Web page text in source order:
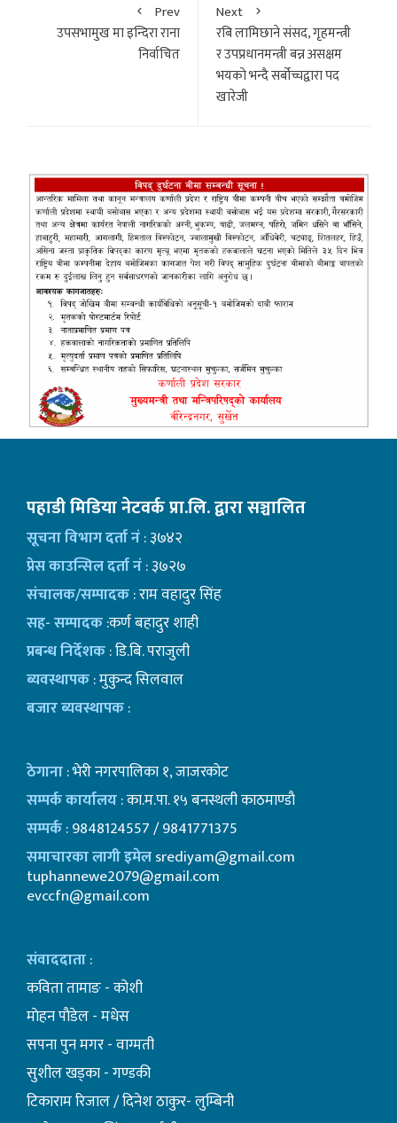
Prev
उपसभामुख मा इन्दिरा राना
निर्वाचित
Next
रबि लामिछाने संसद, गृहमन्त्री
र उपप्रधानमन्त्री बन्न असक्षम
भयकाे भन्दै सर्बोच्चद्वारा पद
खारेजी
पहाडी मिडिया नेटवर्क प्रा.लि. द्वारा सञ्चालित
सूचना विभाग दर्ता नं: ३७४२
प्रेस काउन्सिल दर्ता नं: ३७२७
संचालक/सम्पादक: राम वहादुर सिंह
सह- सम्पादक:कर्ण बहादुर शाही
प्रबन्ध निर्देशक: डि.बि. पराजुली
ब्यवस्थापक: मुकुन्द सिलवाल
बजार ब्यवस्थापक:
ठेगाना: भेरी नगरपालिका १, जाजरकोट
सम्पर्क कार्यालय: का.म.पा. १५ बनस्थली काठमाण्डाै
सम्पर्क: 9848124557 / 9841771375
समाचारका लागी इमेलsrediyam@gmail.com
tuphannewe2079@gmail.com
evccfn@gmail.com
संवाददाता:
कविता तामाङ - कोशी
माेहन पाैडेल - मधेस
सपना पुन मगर - वाग्मती
सुशील खड्का - गण्डकी
टिकाराम रिजाल / दिनेश ठाकुर- लुम्बिनी